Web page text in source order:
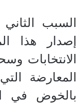
السبب
إصدار هذا
الانتخابات
المعارضة
بالخوض في